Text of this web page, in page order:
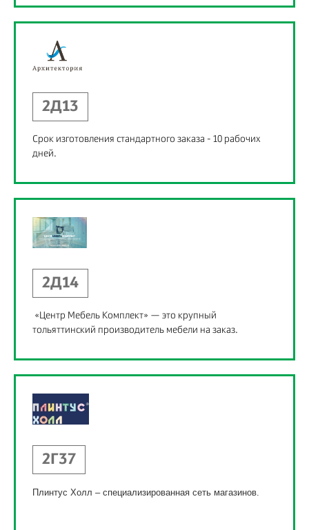
2Д13
Срок изготовления стандартного заказа - 10 рабочих
дней.
2Д14
«Центр Мебель Комплект» — это крупный
тольяттинский производитель мебели на заказ.
2Г37
Плинтус Холл – специализированная сеть магазинов.